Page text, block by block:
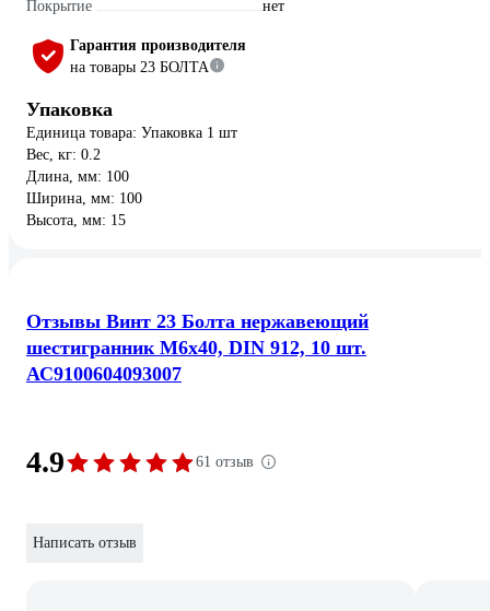
Покрытие
нет
Гарантия производителя
на товары 23 БОЛТА
Упаковка
Единица товара: Упаковка 1 шт
Вес, кг: 0.2
Длина, мм: 100
Ширина, мм: 100
Высота, мм: 15
Отзывы Винт 23 Болта нержавеющий
шестигранник М6x40, DIN 912, 10 шт.
АС9100604093007
4.9 61 отзыв
Написать отзыв